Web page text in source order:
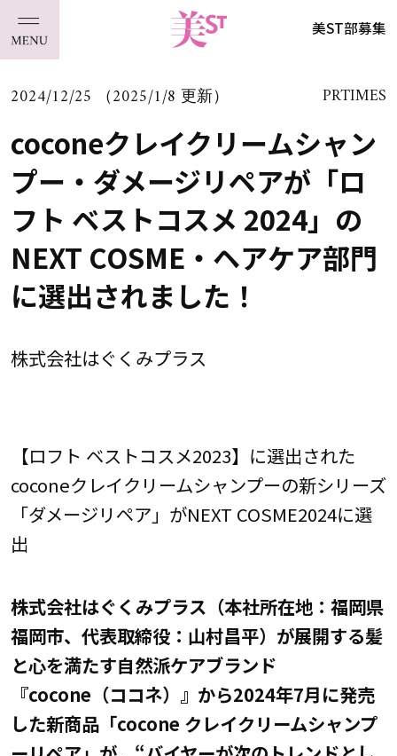
美ST部募集
2024/12/25 （2025/1/8 更新） PRTIMES
coconeクレイクリームシャン
プー・ダメージリペアが「ロ
フト ベストコスメ 2024」の
NEXT COSME・ヘアケア部門
に選出されました！
株式会社はぐくみプラス
【ロフト ベストコスメ2023】に選出された
coconeクレイクリームシャンプーの新シリーズ
「ダメージリペア」がNEXT COSME2024に選
出
株式会社はぐくみプラス（本社所在地：福岡県
福岡市、代表取締役：山村昌平）が展開する髪
と心を満たす自然派ケアブランド
『cocone（ココネ）』から2024年7月に発売
した新商品「cocone クレイクリームシャンプ